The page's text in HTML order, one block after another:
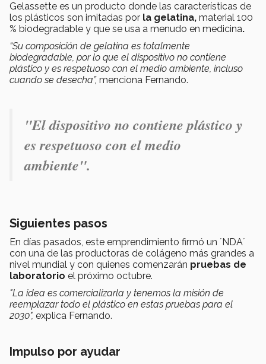
Gelassette es un producto donde las características de
los plásticos son imitadas por la gelatina, material 100
% biodegradable y que se usa a menudo en medicina.
“Su composición de gelatina es totalmente
biodegradable, por lo que el dispositivo no contiene
plástico y es respetuoso con el medio ambiente, incluso
cuando se desecha”, menciona Fernando.
"El dispositivo no contiene plástico y
es respetuoso con el medio
ambiente".
Siguientes pasos
En días pasados, este emprendimiento firmó un ´NDA´
con una de las productoras de colágeno más grandes a
nivel mundial y con quienes comenzarán pruebas de
laboratorio el próximo octubre.
"La idea es comercializarla y tenemos la misión de
reemplazar todo el plástico en estas pruebas para el
2030", explica Fernando.
Impulso por ayudar